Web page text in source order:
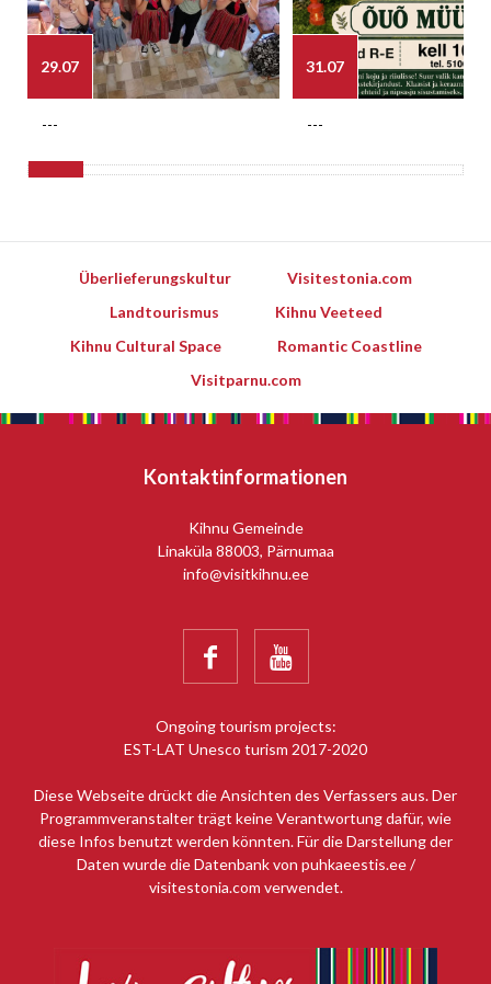
29.07
---
31.07
---
Überlieferungskultur
Visitestonia.com
Landtourismus
Kihnu Veeteed
Kihnu Cultural Space
Romantic Coastline
Visitparnu.com
Kontaktinformationen
Kihnu Gemeinde
Linaküla 88003, Pärnumaa
info@visitkihnu.ee
 
Ongoing tourism projects:
EST-LAT Unesco turism 2017-2020
Diese Webseite drückt die Ansichten des Verfassers aus. Der
Programmveranstalter trägt keine Verantwortung dafür, wie
diese Infos benutzt werden könnten. Für die Darstellung der
Daten wurde die Datenbank von puhkaeestis.ee /
visitestonia.com verwendet.